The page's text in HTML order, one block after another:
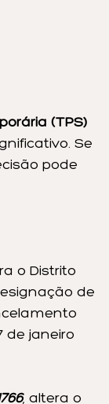
(TPS)
Se
pode
o Distrito
de
de janeiro
, altera o